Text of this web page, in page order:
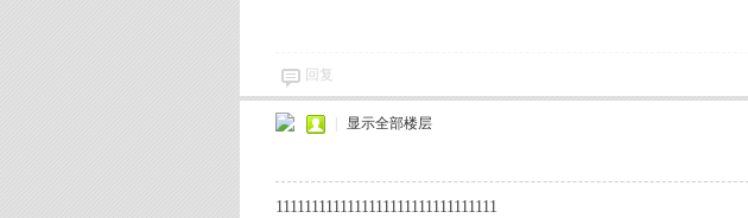
回复
显示全部楼层
1111111111111111111111111111111